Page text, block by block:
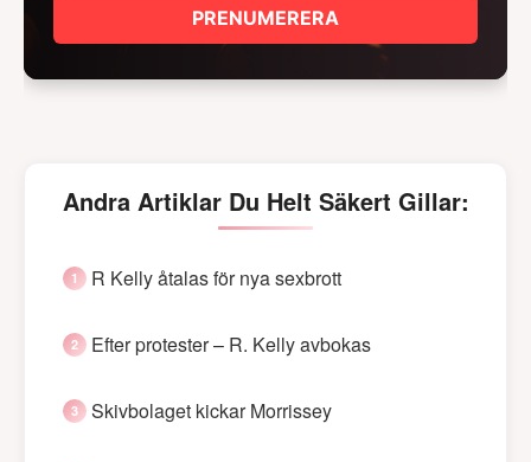
PRENUMERERA
Andra Artiklar Du Helt Säkert Gillar:
R Kelly åtalas för nya sexbrott
Efter protester – R. Kelly avbokas
Skivbolaget kickar Morrissey